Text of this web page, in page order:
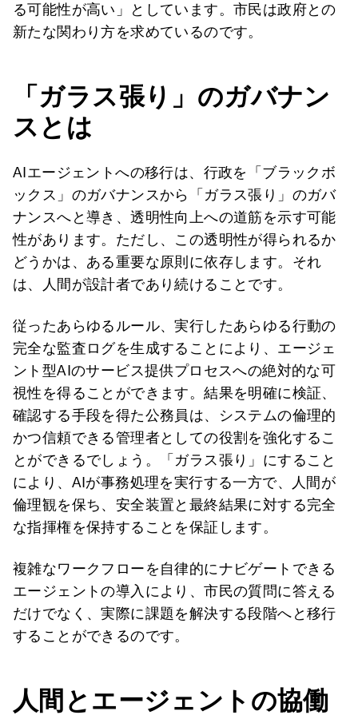
る可能性が高い」としています。市民は政府との
新たな関わり方を求めているのです。
「ガラス張り」のガバナン
スとは
AIエージェントへの移行は、行政を「ブラックボ
ックス」のガバナンスから「ガラス張り」のガバ
ナンスへと導き、透明性向上への道筋を示す可能
性があります。ただし、この透明性が得られるか
どうかは、ある重要な原則に依存します。それ
は、人間が設計者であり続けることです。
従ったあらゆるルール、実行したあらゆる行動の
完全な監査ログを生成することにより、エージェ
ント型AIのサービス提供プロセスへの絶対的な可
視性を得ることができます。結果を明確に検証、
確認する手段を得た公務員は、システムの倫理的
かつ信頼できる管理者としての役割を強化するこ
とができるでしょう。「ガラス張り」にすること
により、AIが事務処理を実行する一方で、人間が
倫理観を保ち、安全装置と最終結果に対する完全
な指揮権を保持することを保証します。
複雑なワークフローを自律的にナビゲートできる
エージェントの導入により、市民の質問に答える
だけでなく、実際に課題を解決する段階へと移行
することができるのです。
人間とエージェントの協働